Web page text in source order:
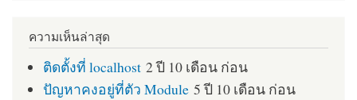
ความเห็นล่าสุด
ติดตั้งที่ localhost 2 ปี 10 เดือน ก่อน
ปัญหาคงอยู่ที่ตัว Module 5 ปี 10 เดือน ก่อน